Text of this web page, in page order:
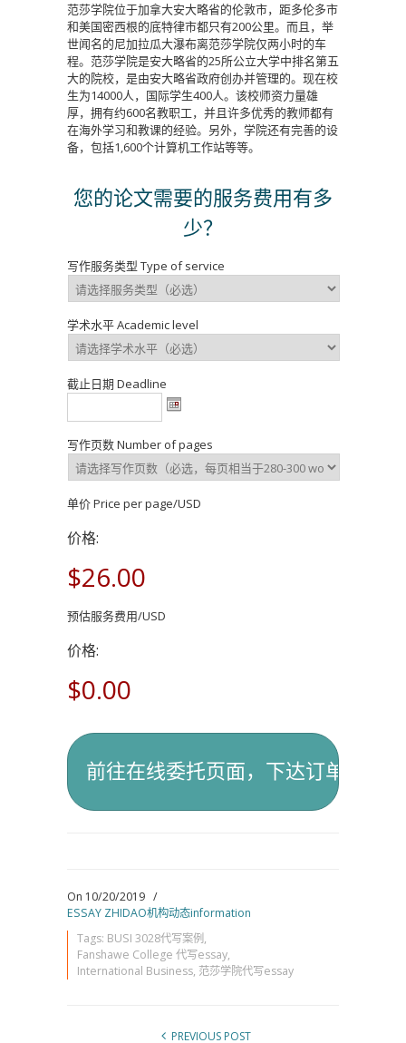
范莎学院位于加拿大安大略省的伦敦市，距多伦多市
和美国密西根的底特律市都只有200公里。而且，举
世闻名的尼加拉瓜大瀑布离范莎学院仅两小时的车
程。范莎学院是安大略省的25所公立大学中排名第五
大的院校，是由安大略省政府创办并管理的。现在校
生为14000人，国际学生400人。该校师资力量雄
厚，拥有约600名教职工，并且许多优秀的教师都有
在海外学习和教课的经验。另外，学院还有完善的设
备，包括1,600个计算机工作站等等。
您的论文需要的服务费用有多
少？
写作服务类型 Type of service
学术水平 Academic level
截止日期 Deadline
写作页数 Number of pages
单价 Price per page/USD
价格:
$26.00
预估服务费用/USD
价格:
$0.00
On 10/20/2019 /
ESSAY ZHIDAO机构动态information
Tags: BUSI 3028代写案例,
Fanshawe College 代写essay,
International Business, 范莎学院代写essay
PREVIOUS POST